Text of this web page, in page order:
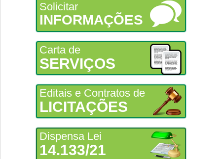
Solicitar
INFORMAÇÕES
Carta de
SERVIÇOS
Editais e Contratos de
LICITAÇÕES
Dispensa Lei
14.133/21